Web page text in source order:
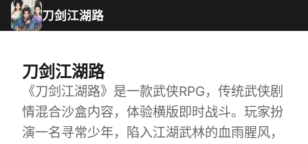
刀剑江湖路
刀剑江湖路
《刀剑江湖路》是一款武侠RPG，传统武侠剧
情混合沙盒内容，体验横版即时战斗。玩家扮
演一名寻常少年，陷入江湖武林的血雨腥风，